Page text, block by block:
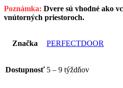
Poznámka: Dvere sú vhodné ako
vnútorných priestoroch.
Značka PERFECTDOOR
Dostupnosť 5 – 9 týždňov